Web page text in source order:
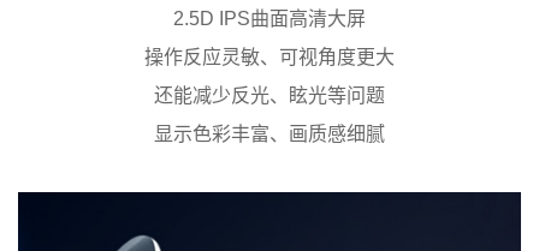
2.5D IPS曲面高清大屏
操作反应灵敏、可视角度更大
还能减少反光、眩光等问题
显示色彩丰富、画质感细腻